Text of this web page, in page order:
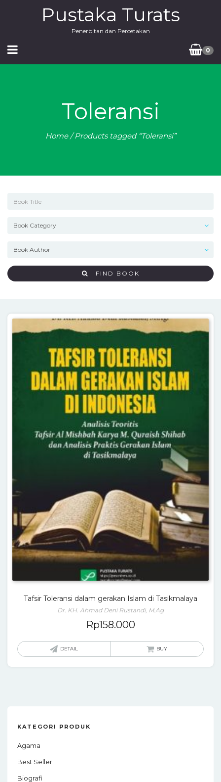
Pustaka Turats
Penerbitan dan Percetakan
0
Toleransi
Home/ Products tagged “Toleransi”
FIND BOOK
Tafsir Toleransi dalam gerakan Islam di Tasikmalaya
Dr. KH. Ahmad Deni Rustandi, M.Ag
Rp158.000
DETAIL BUY
KATEGORI PRODUK
Agama
Best Seller
Biografi